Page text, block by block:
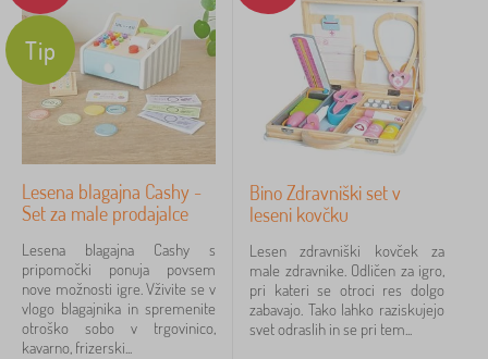
Tip
Lesena blagajna Cashy -
Set za male prodajalce
Lesena blagajna Cashy s
pripomočki ponuja povsem
nove možnosti igre. Vživite se v
vlogo blagajnika in spremenite
otroško sobo v trgovinico,
kavarno, frizerski...
Bino Zdravniški set v
leseni kovčku
Lesen zdravniški kovček za
male zdravnike. Odličen za igro,
pri kateri se otroci res dolgo
zabavajo. Tako lahko raziskujejo
svet odraslih in se pri tem...